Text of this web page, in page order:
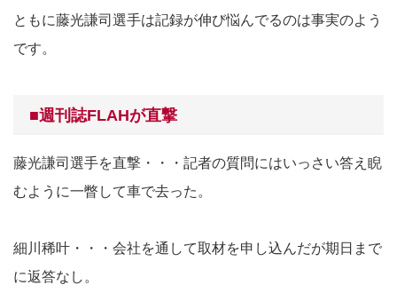
ともに藤光謙司選手は記録が伸び悩んでるのは事実のよう
です。
■週刊誌FLAHが直撃
藤光謙司選手を直撃・・・記者の質問にはいっさい答え睨
むように一瞥して車で去った。
細川稀叶・・・会社を通して取材を申し込んだが期日まで
に返答なし。